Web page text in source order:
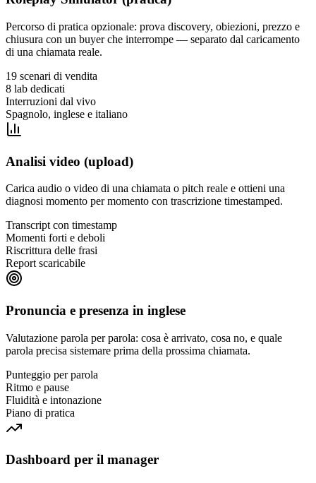
Percorso di pratica opzionale: prova discovery, obiezioni, prezzo e
chiusura con un buyer che interrompe — separato dal caricamento
di una chiamata reale.
19 scenari di vendita
8 lab dedicati
Interruzioni dal vivo
Spagnolo, inglese e italiano
Analisi video (upload)
Carica audio o video di una chiamata o pitch reale e ottieni una
diagnosi momento per momento con trascrizione timestamped.
Transcript con timestamp
Momenti forti e deboli
Riscrittura delle frasi
Report scaricabile
Pronuncia e presenza in inglese
Valutazione parola per parola: cosa è arrivato, cosa no, e quale
parola precisa sistemare prima della prossima chiamata.
Punteggio per parola
Ritmo e pause
Fluidità e intonazione
Piano di pratica
Dashboard per il manager